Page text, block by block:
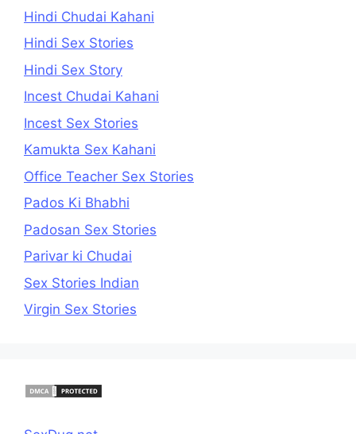
Hindi Chudai Kahani
Hindi Sex Stories
Hindi Sex Story
Incest Chudai Kahani
Incest Sex Stories
Kamukta Sex Kahani
Office Teacher Sex Stories
Pados Ki Bhabhi
Padosan Sex Stories
Parivar ki Chudai
Sex Stories Indian
Virgin Sex Stories